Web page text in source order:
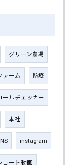
グリーン農場
ァーム 防疫
ールチェッカー
本社
instagram
ョート動画